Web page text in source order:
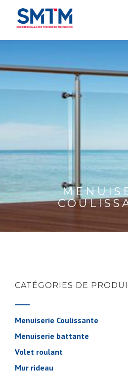
CATÉGORIES DE
Menuiserie Coulissante
Menuiserie battante
Volet roulant
Mur rideau